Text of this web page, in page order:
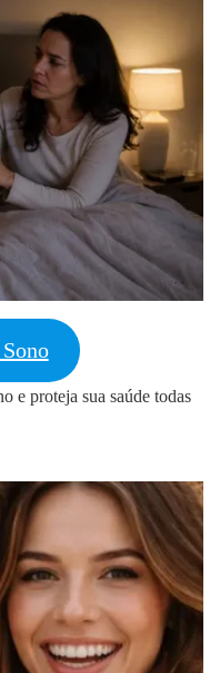
e proteja sua saúde todas